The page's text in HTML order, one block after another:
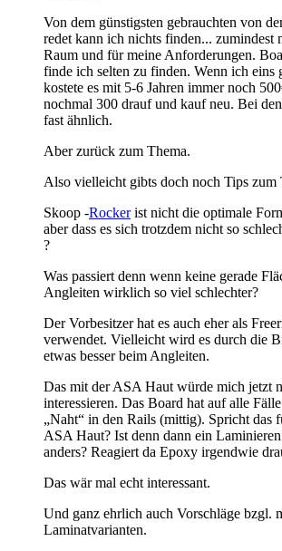
Von dem günstigsten gebrauchten von
redet kann ich nichts finden... zumindest
Raum und für meine Anforderungen.
finde ich selten zu finden. Wenn ich eins
kostete es mit 5-6 Jahren immer noch
nochmal 300 drauf und kauf neu. Bei
fast ähnlich.
Aber zurück zum Thema.
Also vielleicht gibts doch noch Tips zum
Skoop -Rockerist nicht die optimale
aber dass es sich trotzdem nicht so
?
Was passiert denn wenn keine gerade
Angleiten wirklich so viel schlechter?
Der Vorbesitzer hat es auch eher als
verwendet. Vielleicht wird es durch die
etwas besser beim Angleiten.
Das mit der ASA Haut würde mich jetzt
interessieren. Das Board hat auf alle
„Naht“ in den Rails (mittig). Spricht das
ASA Haut? Ist denn dann ein
anders? Reagiert da Epoxy irgendwie
Das wär mal echt interessant.
Und ganz ehrlich auch Vorschläge bzgl.
Laminatvarianten.